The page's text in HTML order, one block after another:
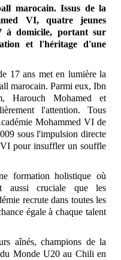
marocain. Issus de la
VI, quatre jeunes
à domicile, portant sur
et l'héritage d'une
17 ans met en lumière la
marocain. Parmi eux, Ibn
Harouch Mohamed et
l'attention. Tous
Mohammed VI de
sous l'impulsion directe
pour insuffler un souffle
formation holistique où
aussi cruciale que les
recrute dans toutes les
égale à chaque talent
aînés, champions de la
Monde U20 au Chili en